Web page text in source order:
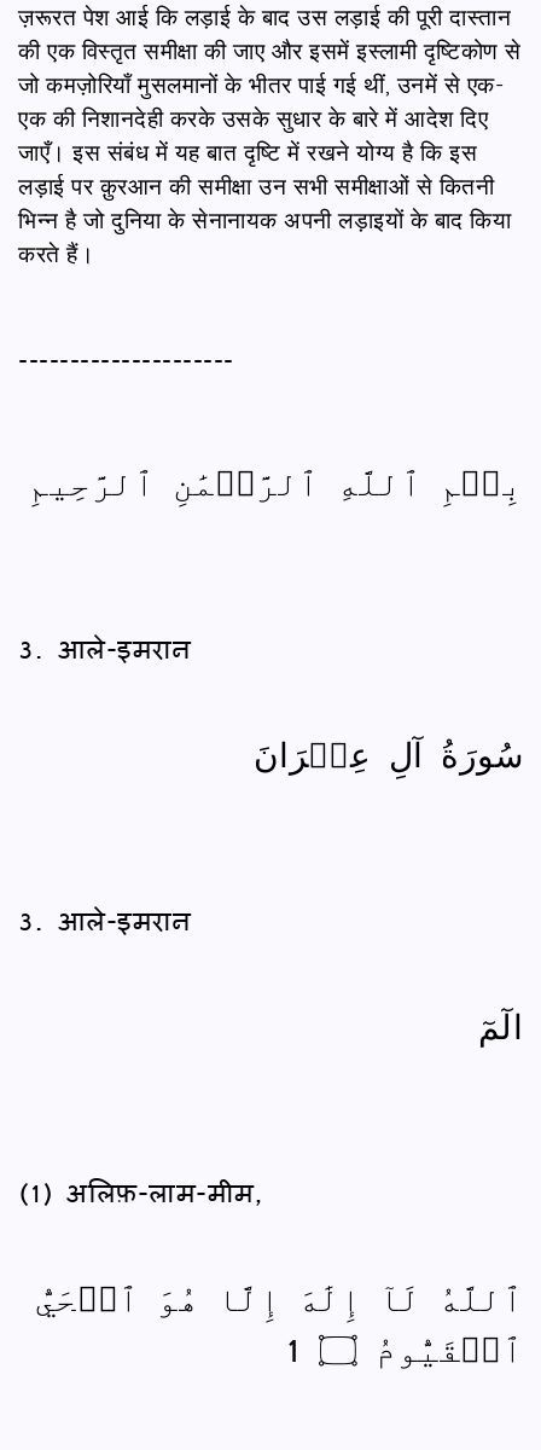
ज़रूरत पेश आई कि लड़ाई के बाद उस लड़ाई की पूरी दास्तान
की एक विस्तृत समीक्षा की जाए और इसमें इस्लामी दृष्टिकोण से
जो कमज़ोरियाँ मुसलमानों के भीतर पाई गई थीं, उनमें से एक-
एक की निशानदेही करके उसके सुधार के बारे में आदेश दिए
जाएँ। इस संबंध में यह बात दृष्टि में रखने योग्य है कि इस
लड़ाई पर क़ुरआन की समीक्षा उन सभी समीक्षाओं से कितनी
भिन्न है जो दुनिया के सेनानायक अपनी लड़ाइयों के बाद किया
करते हैं।
---------------------
بِسۡمِ ٱللَّهِ ٱلرَّحۡمَٰنِ ٱلرَّحِيمِ
3. आले-इमरान
سُورَةُ آلِ عِمۡرَانَ
3. आले-इमरान
الٓمٓ
(1) अलिफ़-लाम-मीम,
ٱللَّهُ لَآ إِلَٰهَ إِلَّا هُوَ ٱلۡحَيُّ
ٱلۡقَيُّومُ ۝ 1